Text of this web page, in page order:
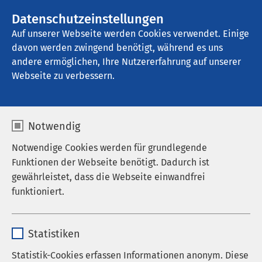
Datenschutzeinstellungen
Auf unserer Webseite werden Cookies verwendet. Einige
davon werden zwingend benötigt, während es uns
andere ermöglichen, Ihre Nutzererfahrung auf unserer
Webseite zu verbessern.
Notwendig
Notwendige Cookies werden für grundlegende
Funktionen der Webseite benötigt. Dadurch ist
gewährleistet, dass die Webseite einwandfrei
funktioniert.
Anbieter sgalinski
Statistiken
Statistik-Cookies erfassen Informationen anonym. Diese
AMEOS Poliklinikum Quedlinburg
Karriere
Wir sind umgezogen!
Halberstadt, Station B4, Gleimstraße 5, 38820
Halberstadt.